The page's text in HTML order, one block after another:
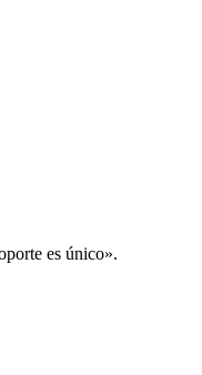
es único».